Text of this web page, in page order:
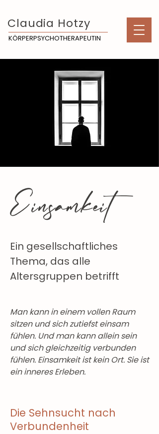
Claudia Hotzy
KÖRPERPSYCHOTHERAPEUTIN
Einsamkeit
Ein gesellschaftliches
Thema, das alle
Altersgruppen betrifft
Man kann in einem vollen Raum
sitzen und sich zutiefst einsam
fühlen. Und man kann allein sein
und sich gleichzeitig verbunden
fühlen. Einsamkeit ist kein Ort. Sie ist
ein inneres Erleben.
Die Sehnsucht nach
Verbundenheit